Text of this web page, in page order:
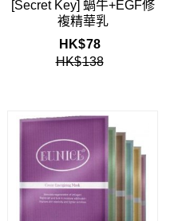
[Secret Key] 蝸牛+EGF修
複精華乳
HK$78
HK$138